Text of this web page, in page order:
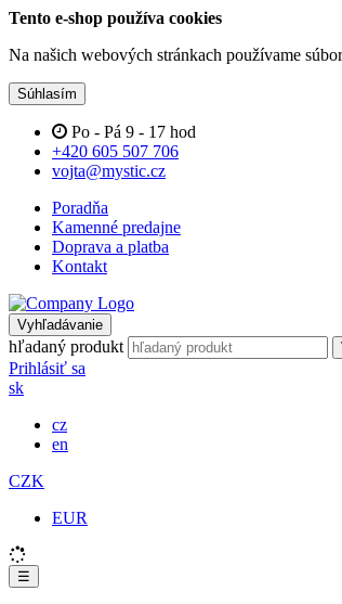
Tento e-shop používa cookies
Na našich webových stránkach používame
Súhlasím
Po - Pá 9 - 17 hod
+420 605 507 706
vojta@mystic.cz
Poradňa
Kamenné predajne
Doprava a platba
Kontakt
Vyhľadávanie
hľadaný produkt
Prihlásiť sa
sk
cz
en
CZK
EUR
☰